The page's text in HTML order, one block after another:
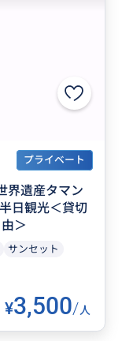
プライベート
界遺産タマン
日観光＜貸切
＞
サンセット
¥3,500/人